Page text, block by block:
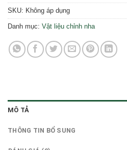
SKU: Không áp dụng
Danh mục: Vật liệu chỉnh nha
MÔ TẢ
THÔNG TIN BỔ SUNG